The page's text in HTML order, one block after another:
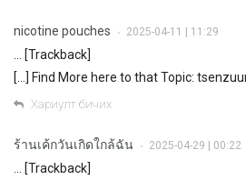
nicotine pouches • 2025-04-11 | 11:29
… [Trackback]
[…] Find More here to that Topic:
Хариулт бичих
ร้านเค้กวันเกิดใกล้ฉัน • 2025-04-29 | 00:22
… [Trackback]